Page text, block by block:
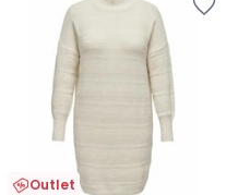
Outlet